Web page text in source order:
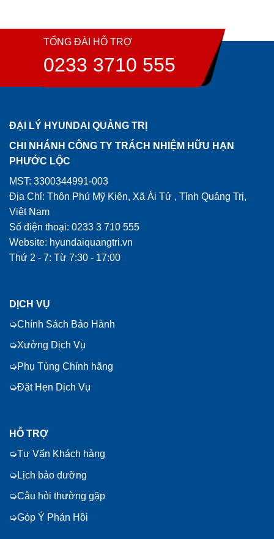
TỔNG ĐÀI HỖ TRỢ
0233 3710 555
ĐẠI LÝ HYUNDAI QUẢNG TRỊ
CHI NHÁNH CÔNG TY TRÁCH NHIỆM HỮU HẠN
PHƯỚC LỘC
MST: 3300344991-003
Địa Chỉ: Thôn Phú Mỹ Kiên, Xã Ái Tử , Tỉnh Quảng Trị,
Việt Nam
Số điện thoại: 0233 3 710 555
Website: hyundaiquangtri.vn
Thứ 2 - 7: Từ 7:30 - 17:00
DỊCH VỤ
Chính Sách Bảo Hành
Xưởng Dịch Vụ
Phụ Tùng Chính hãng
Đặt Hẹn Dịch Vụ
HỖ TRỢ
Tư Vấn Khách hàng
Lịch bảo dưỡng
Câu hỏi thường gặp
Góp Ý Phản Hồi